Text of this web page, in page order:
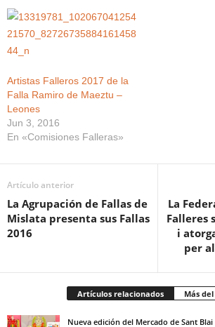
Artistas Falleros 2017 de la
Falla Ramiro de Maeztu –
Leones
Jun 3, 2016
En «Comisiones Falleras»
Artículo anterior
La Agrupación de Fallas de
Mislata presenta sus Fallas
2016
La
Falleres
i
per
Artículos relacionados Más
Nueva edición del Mercado de Sant Blai